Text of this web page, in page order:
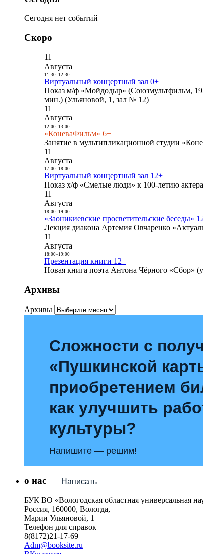
Сегодня нет событий
Скоро
11
Августа
11:30- 12:30
Виртуальный концертный зал 0+
Показ м/ф «Мойдодыр» (Союзмультфильм,
мин.) (Ульяновой, 1, зал № 12)
11
Августа
12:00- 13:00
«КоневаФильм» 6+
Занятие в мультипликационной студии
11
Августа
17:00- 18:00
Виртуальный концертный зал 12+
Показ х/ф «Смелые люди» к 100-летию
11
Августа
18:00- 19:00
«Заоникиевские просветительские беседы»
Лекция диакона Артемия Овчаренко
11
Августа
18:00- 19:00
Презентация книги 12+
Новая книга поэта Антона Чёрного «Сбор»
Архивы
Архивы
Сложности с
«Пушкинской
приобретением
как улучшить
культуры?
Напишите — решим!
Написать
о нас
БУК ВО «Вологодская областная универсальная
Россия, 160000, Вологда,
Марии Ульяновой, 1
Телефон для справок –
8(8172)21-17-69
Adm@booksite.ru